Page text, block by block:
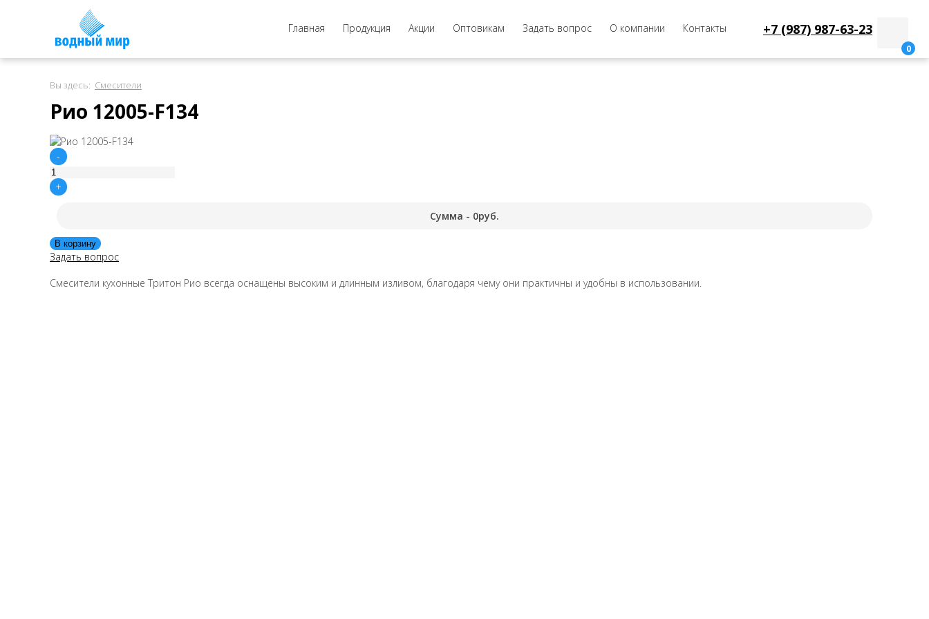
Главная Продукция Акции Оптовикам Задать вопрос О компании Контакты +7 (987) 987-63-23
0
Вы здесь: Смесители
Рио 12005-F134
-
+
Сумма - 0руб.
Задать вопрос
Смесители кухонные Тритон Рио всегда оснащены высоким и длинным изливом, благодаря чему они практичны и удобны в использовании.